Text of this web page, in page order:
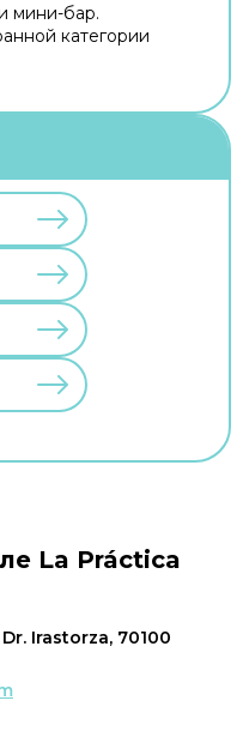
мини-бар.
категории
La Práctica
Irastorza, 70100